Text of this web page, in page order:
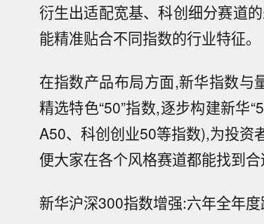
衍生出适配宽基、科创细分赛道
能精准贴合不同指数的行业特征。
在指数产品布局方面,新华指数与
精选特色“50”指数,逐步构建新华
A50、科创创业50等指数),为投资
便大家在各个风格赛道都能找到合
新华沪深300指数增强:六年全年